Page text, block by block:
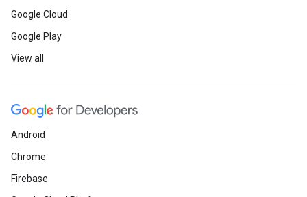
Google Cloud
Google Play
View all
Android
Chrome
Firebase